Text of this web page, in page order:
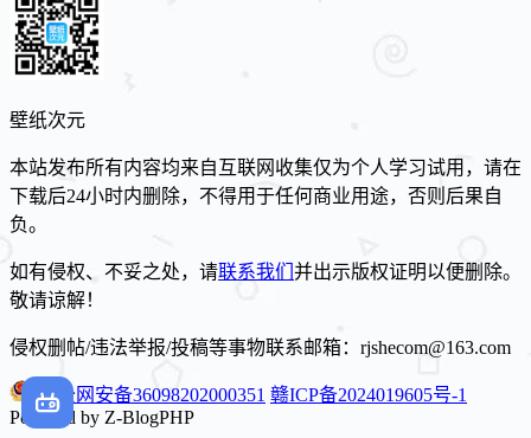
壁纸次元
本站发布所有内容均来自互联网收集仅为个人学习试用，请在
下载后24小时内删除，不得用于任何商业用途，否则后果自
负。
如有侵权、不妥之处，请联系我们 并出示版权证明以便删除。
敬请谅解！
侵权删帖/违法举报/投稿等事物联系邮箱：rjshecom@163.com
赣公网安备36098202000351 赣ICP备2024019605号-1
Powered by Z-BlogPHP